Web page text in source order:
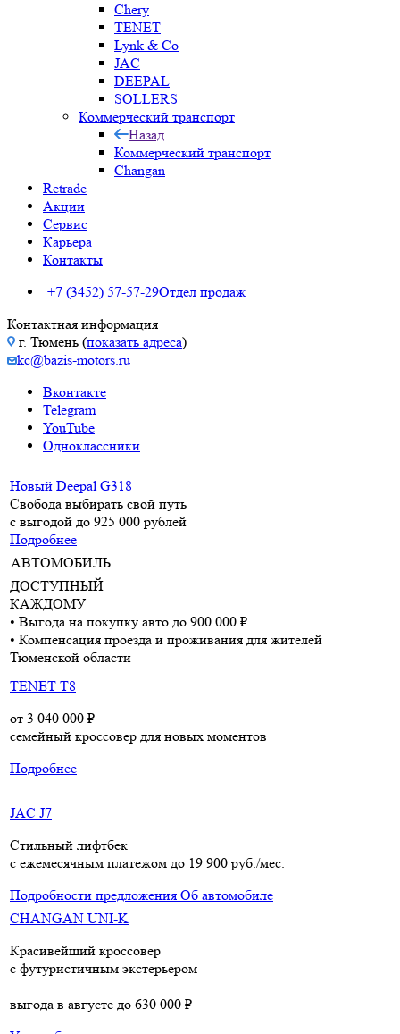
Chery
TENET
Lynk & Co
JAC
DEEPAL
SOLLERS
Коммерческий транспорт
Назад
Коммерческий транспорт
Changan
Retrade
Акции
Сервис
Карьера
Контакты
+7 (3452) 57-57-29Отдел продаж
Контактная информация
г. Тюмень (показать адреса)
kc@bazis-motors.ru
Вконтакте
Telegram
YouTube
Одноклассники
Новый Deepal G318
Свобода выбирать свой путь
с выгодой до 925 000 рублей
Подробнее
АВТОМОБИЛЬ
ДОСТУПНЫЙ
КАЖДОМУ
• Выгода на покупку авто до 900 000 ₽
• Компенсация проезда и проживания для жителей
Тюменской области
TENET T8
от 3 040 000 ₽
семейный кроссовер для новых моментов
Подробнее
JAC J7
Стильный лифтбек
c ежемесячным платежом до 19 900 руб./мес.
Подробности предложения Об автомобиле
CHANGAN UNI-K
Красивейший кроссовер
с футуристичным экстерьером
выгода в августе до 630 000 ₽